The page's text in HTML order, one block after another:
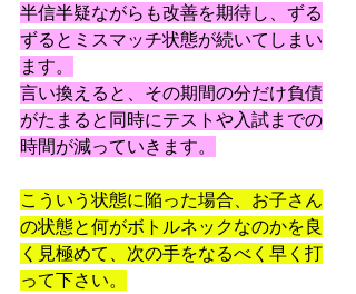
半信半疑ながらも改善を期待し、ずる
ずるとミスマッチ状態が続いてしまい
ます。
言い換えると、その期間の分だけ負債
がたまると同時にテストや入試までの
時間が減っていきます。
こういう状態に陥った場合、お子さん
の状態と何がボトルネックなのかを良
く見極めて、次の手をなるべく早く打
って下さい。